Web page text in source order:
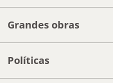
Grandes obras
Políticas